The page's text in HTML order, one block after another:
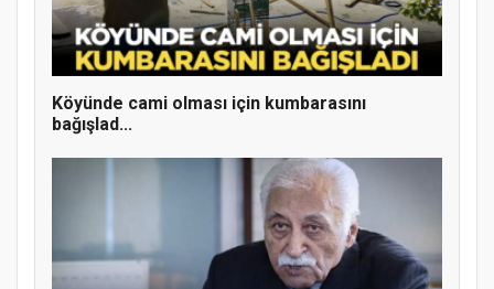
Doğanyol'da Temel Dini Bilgiler Sınavı
Gerçekleştirildi
Köyünde cami olması için kumbarasını
bağışlad...